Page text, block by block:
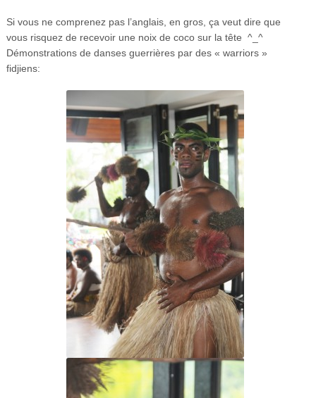
Si vous ne comprenez pas l’anglais, en gros, ça veut dire que
vous risquez de recevoir une noix de coco sur la tête ^_^
Démonstrations de danses guerrières par des « warriors »
fidjiens: